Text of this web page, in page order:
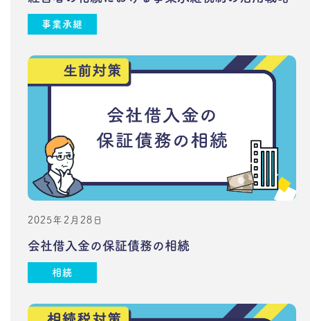
事業承継
2025年2月28日
会社借入金の保証債務の相続
相続